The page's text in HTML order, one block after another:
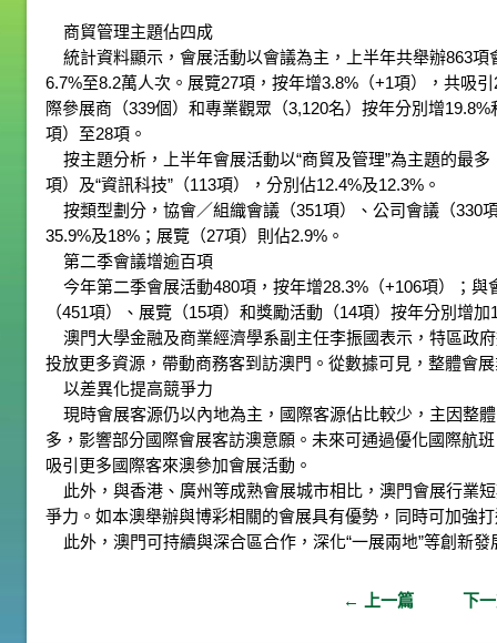
商貿管理主題佔四成
統計資料顯示，會展活動以會議為主，上半年共舉辦863項
6.7%至8.2萬人次。展覽27項，按年增3.8%（+1項），共吸
際參展商（339個）和專業觀眾（3,120名）按年分別增
項）至28項。
按主題分析，上半年會展活動以“商貿及管理”為主題的最多
項）及“資訊科技”（113項），分別佔12.4%及12.3%。
按類型劃分，協會／組織會議（351項）、公司會議（330
35.9%及18%；展覽（27項）則佔2.9%。
第二季會議增逾百項
今年第二季會展活動480項，按年增28.3%（+106項）；與
（451項）、展覽（15項）和獎勵活動（14項）按年分別增
澳門大學金融及商業經濟學系副主任李振國表示，特區政
投放更多資源，帶動商務客到訪澳門。從數據可見，整體會
以差異化提高競爭力
現時會展客源仍以內地為主，國際客源佔比較少，主因整
多，影響部分國際會展客訪澳意願。未來可通過優化國際航
吸引更多國際客來澳參加會展活動。
此外，與香港、廣州等成熟會展城市相比，澳門會展行業
爭力。如本澳舉辦與博彩相關的會展具有優勢，同時可加強
此外，澳門可持續與深合區合作，深化“一展兩地”等創新
← 上一篇 下